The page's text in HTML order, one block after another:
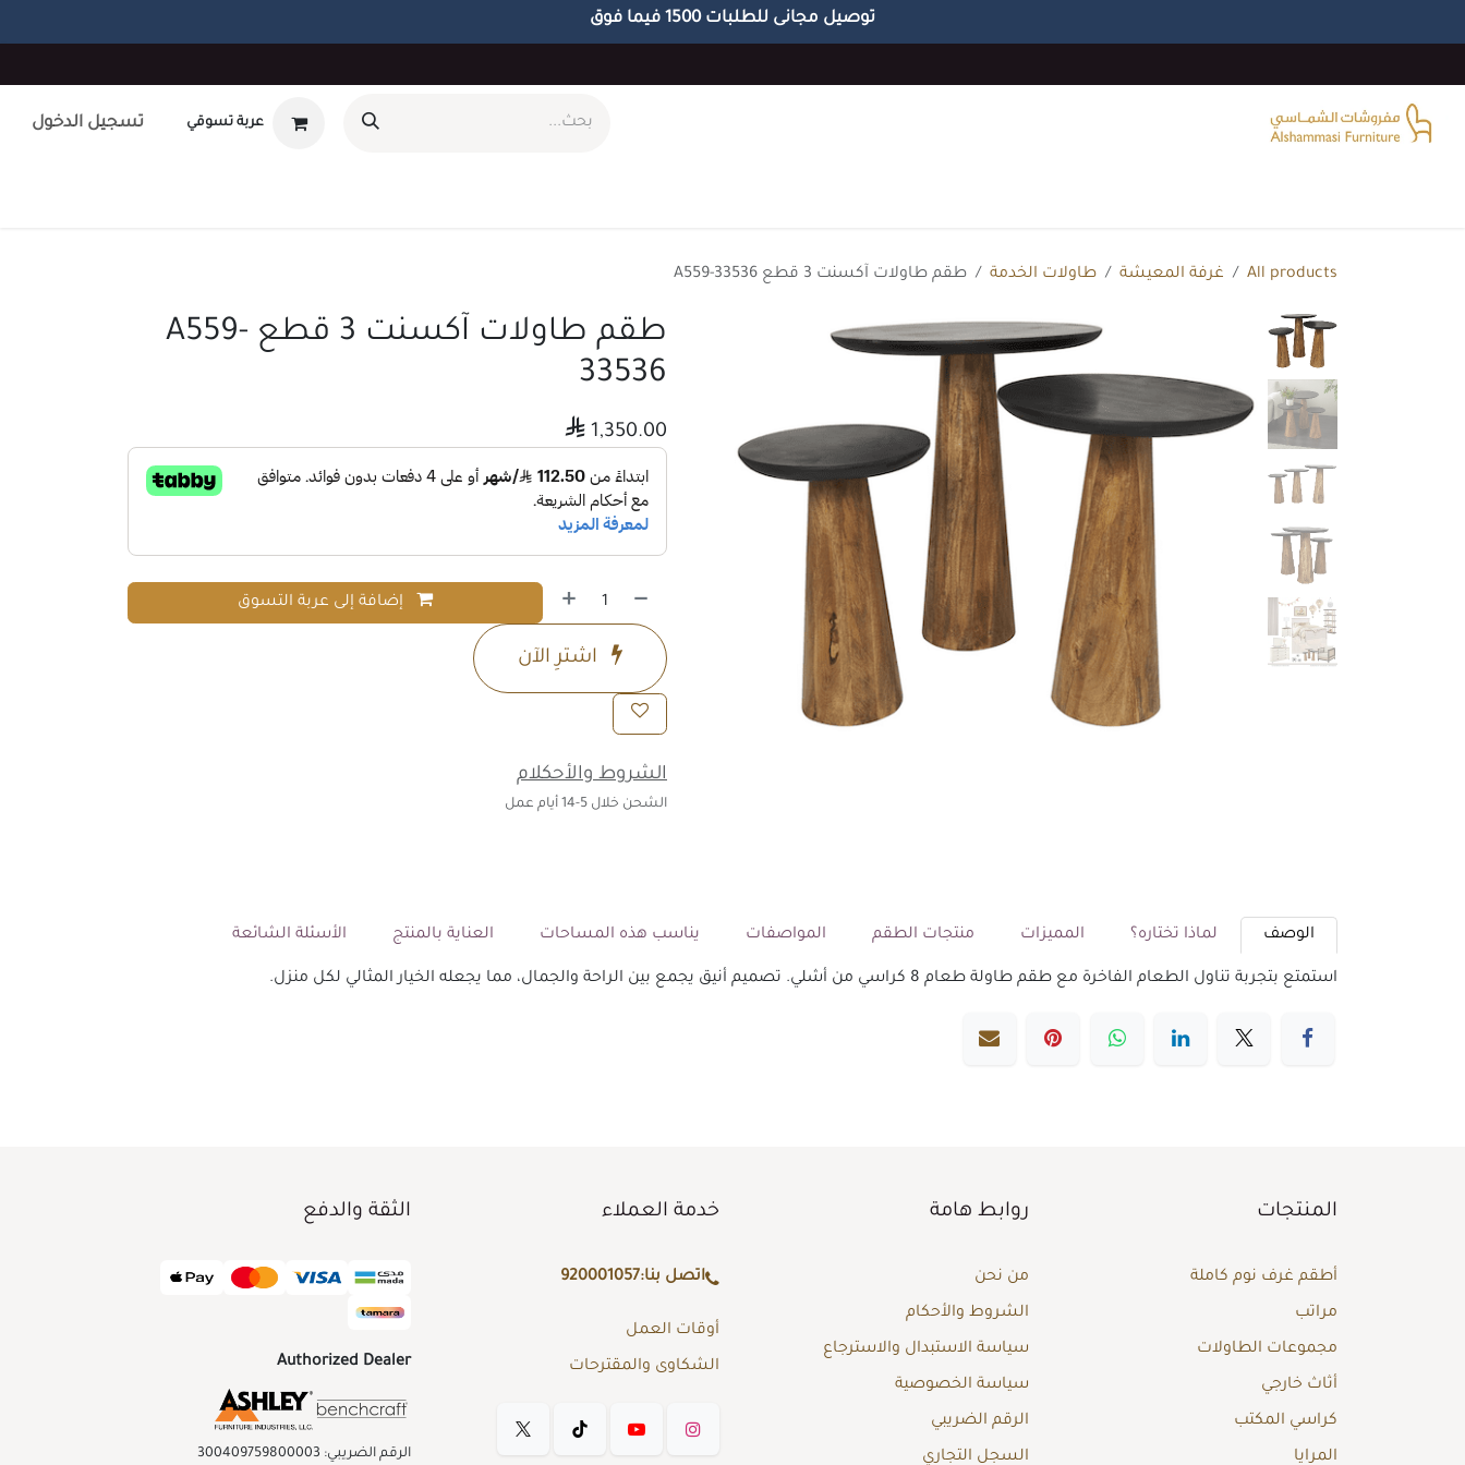
توصيل مجانى للطلبات 1500 فيما فوق
عربة تسوقي تسجيل الدخول
All products غرفة المعيشة طاولات الخدمة طقم طاولات آكسنت 3 قطع A559-33536
طقم طاولات آكسنت 3 قطع A559-
33536
1,350.00
إضافة إلى عربة التسوق
اشترِ الآن
الشروط والأحكلام
الشحن خلال 5-14 أيام عمل
الوصف لماذا تختاره؟ المميزات منتجات الطقم المواصفات يناسب هذه المساحات العناية بالمنتج الأسئلة الشائعة
استمتع بتجربة تناول الطعام الفاخرة مع طقم طاولة طعام 8 كراسي من أشلي. تصميم أنيق يجمع بين الراحة والجمال، مما يجعله الخيار المثالي لكل منزل.
المنتجات
أطقم غرف نوم كاملة
مراتب
مجموعات الطاولات
أثاث خارجي
كراسي المكتب
المرايا
روابط هامة
من نحن
الشروط والأحكام
سياسة الاستبدال والاسترجاع
سياسة الخصوصية
الرقم الضريبي
السجل التجاري
خدمة العملاء
اتصل بنا:920001057
أوقات العمل
الشكاوى والمقترحات
الثقة والدفع
Authorized Dealer
الرقم الضريبي: 300409759800003